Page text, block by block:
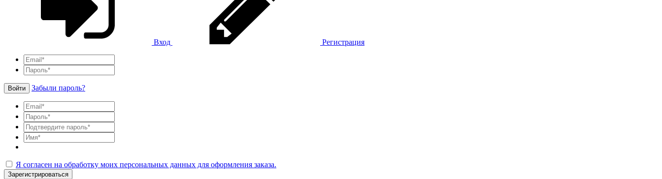
Вход Регистрация
Войти Забыли пароль?
Я согласен на обработку моих персональных данных для оформления заказа.
Зарегистрироваться